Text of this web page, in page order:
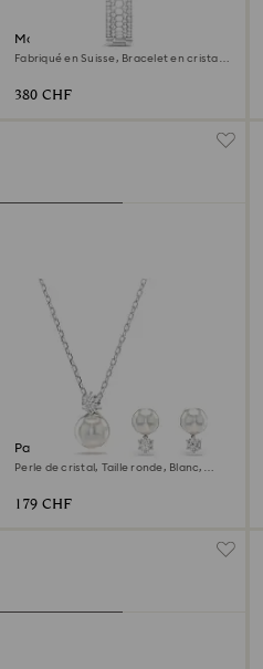
Montre Matrix pearl bangle
Fabriqué en Suisse, Bracelet en cristal,
380 CHF
Parure Matrix
Perle de cristal, Taille ronde, Blanc,
179 CHF